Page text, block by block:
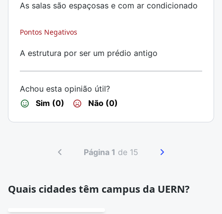
As salas são espaçosas e com ar condicionado
Pontos Negativos
A estrutura por ser um prédio antigo
Achou esta opinião útil?
Sim (0)
Não (0)
Página 1 de 15
Quais cidades têm campus da UERN?